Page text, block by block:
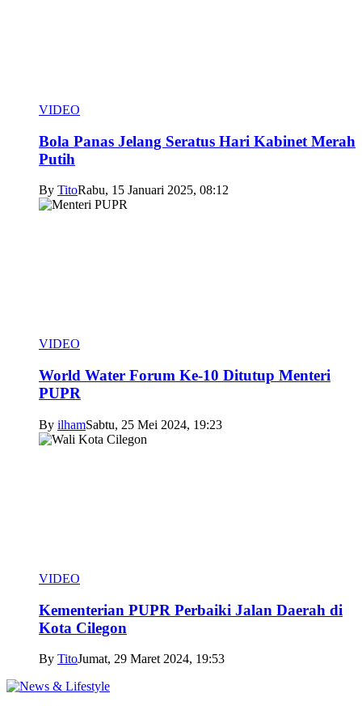
VIDEO
Bola Panas Jelang Seratus Hari Kabinet Merah
Putih
By TitoRabu, 15 Januari 2025, 08:12
VIDEO
World Water Forum Ke-10 Ditutup Menteri
PUPR
By ilhamSabtu, 25 Mei 2024, 19:23
VIDEO
Kementerian PUPR Perbaiki Jalan Daerah di
Kota Cilegon
By TitoJumat, 29 Maret 2024, 19:53